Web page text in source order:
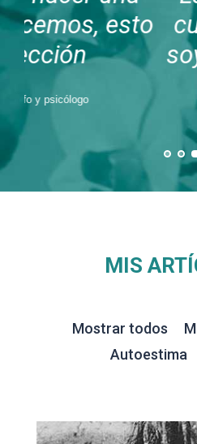
cuando me
soy, entonces
Carl Rogers
MIS
Mostrar todos
Autoestima